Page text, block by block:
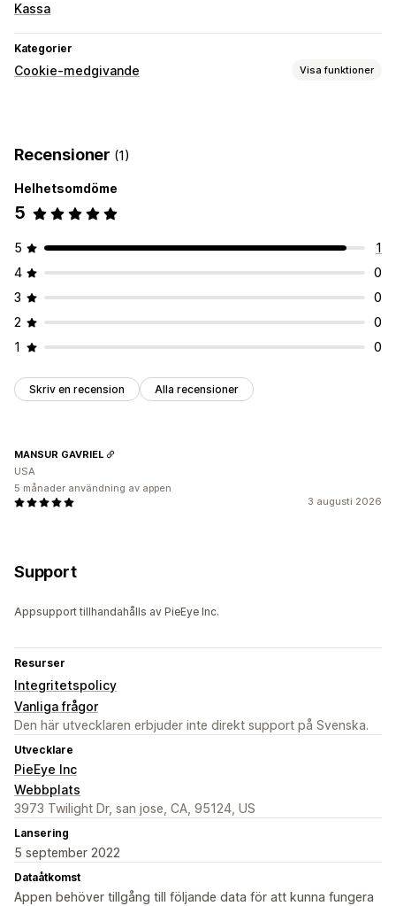
Kassa
Kategorier
Cookie-medgivande Visa funktioner
Loggar för samtycke
Generator för policy
Reglering
CCPA CPRA GDPR
Recensioner (1)
Helhetsomdöme
5
5
1
4
0
3
0
2
0
1
0
Skriv en recension Alla recensioner
3 augusti 2026
MANSUR GAVRIEL
USA
5 månader användning av appen
Support
Appsupport tillhandahålls av PieEye Inc.
Resurser
Integritetspolicy
Vanliga frågor
Den här utvecklaren erbjuder inte direkt support på Svenska.
Utvecklare
PieEye Inc
Webbplats
3973 Twilight Dr, san jose, CA, 95124, US
Lansering
5 september 2022
Dataåtkomst
Appen behöver tillgång till följande data för att kunna fungera